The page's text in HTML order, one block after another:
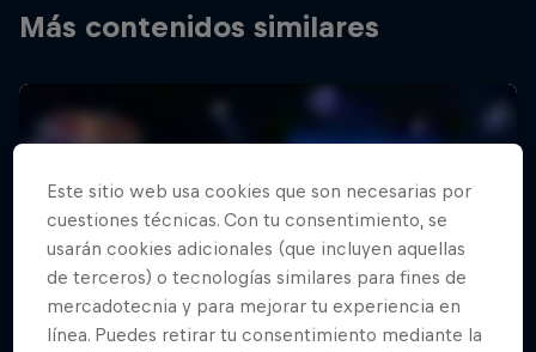
Más contenidos similares
Este sitio web usa cookies que son necesarias por
cuestiones técnicas. Con tu consentimiento, se
usarán cookies adicionales (que incluyen aquellas
de terceros) o tecnologías similares para fines de
mercadotecnia y para mejorar tu experiencia en
línea. Puedes retirar tu consentimiento mediante la